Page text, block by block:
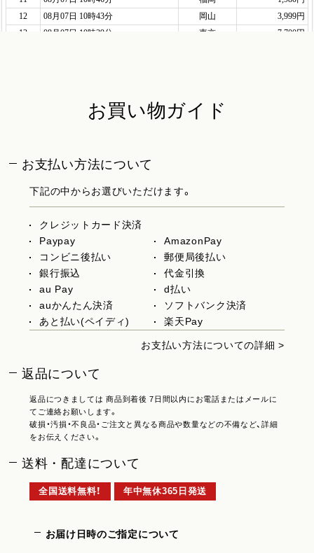
お買い物ガイド
お支払い方法について
下記の中からお選びいただけます。
クレジットカード決済
Paypay
AmazonPay
コンビニ後払い
郵便局後払い
銀行振込
代金引換
au Pay
d払い
auかんたん決済
ソフトバンク決済
あと払い(ペイディ)
楽天Pay
お支払い方法についての詳細 >
返品について
返品につきましては 商品到着後 7日間以内にお電話またはメールに
てご連絡お願いします。
破損・汚損・不良品・ご注文と異なる商品や数量などの不備など、詳細
をお伝えください。
送料・配達について
全国送料無料！ 年中無休365日発送
お届け日時のご指定について